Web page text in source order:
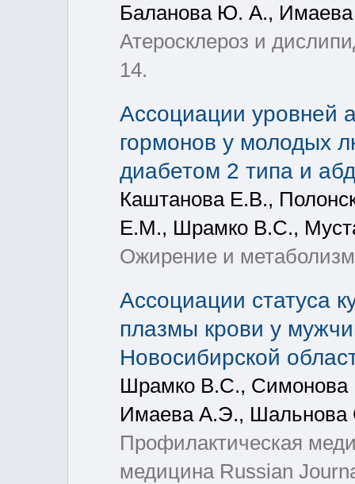
Баланова Ю. А.,
Атеросклероз и
14.
Ассоциации уровней
гормонов у молодых
диабетом 2 типа и
Каштанова Е.В.,
Е.М., Шрамко В.С.,
Ожирение и
Ассоциации статуса
плазмы крови у
Новосибирской
Шрамко В.С., Симонова
Имаева А.Э.,
Профилактическая
медицина Russian